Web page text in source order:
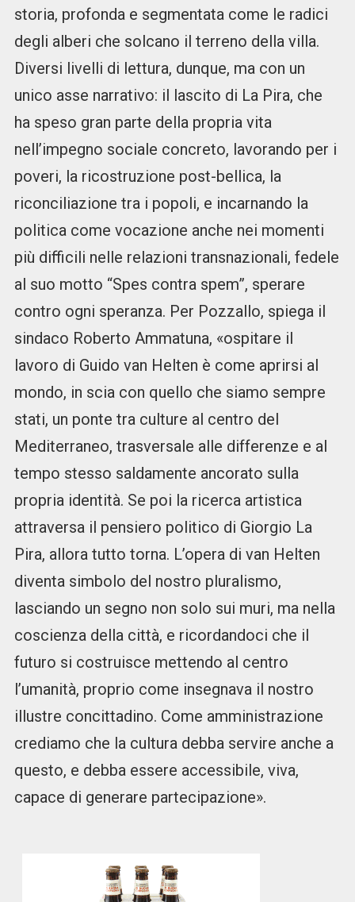
storia, profonda e segmentata come le radici
degli alberi che solcano il terreno della villa.
Diversi livelli di lettura, dunque, ma con un
unico asse narrativo: il lascito di La Pira, che
ha speso gran parte della propria vita
nell’impegno sociale concreto, lavorando per i
poveri, la ricostruzione post-bellica, la
riconciliazione tra i popoli, e incarnando la
politica come vocazione anche nei momenti
più difficili nelle relazioni transnazionali, fedele
al suo motto “Spes contra spem”, sperare
contro ogni speranza. Per Pozzallo, spiega il
sindaco Roberto Ammatuna, «ospitare il
lavoro di Guido van Helten è come aprirsi al
mondo, in scia con quello che siamo sempre
stati, un ponte tra culture al centro del
Mediterraneo, trasversale alle differenze e al
tempo stesso saldamente ancorato sulla
propria identità. Se poi la ricerca artistica
attraversa il pensiero politico di Giorgio La
Pira, allora tutto torna. L’opera di van Helten
diventa simbolo del nostro pluralismo,
lasciando un segno non solo sui muri, ma nella
coscienza della città, e ricordandoci che il
futuro si costruisce mettendo al centro
l’umanità, proprio come insegnava il nostro
illustre concittadino. Come amministrazione
crediamo che la cultura debba servire anche a
questo, e debba essere accessibile, viva,
capace di generare partecipazione».